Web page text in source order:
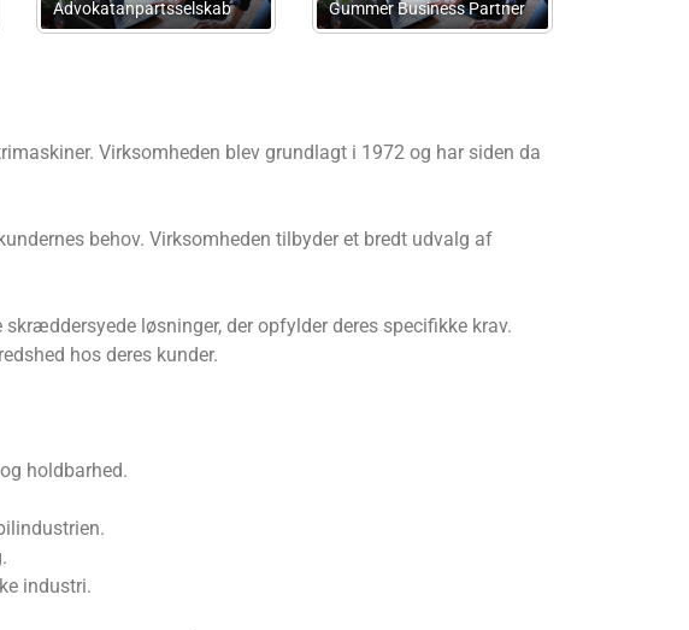
Advokatpartnerselskab
Advokat Morten Lau Smith
Virksomheden blev grundlagt i 1972 og har siden da
behov. Virksomheden tilbyder et bredt udvalg af
løsninger, der opfylder deres specifikke krav.
hos deres kunder.
holdbarhed.
industri.